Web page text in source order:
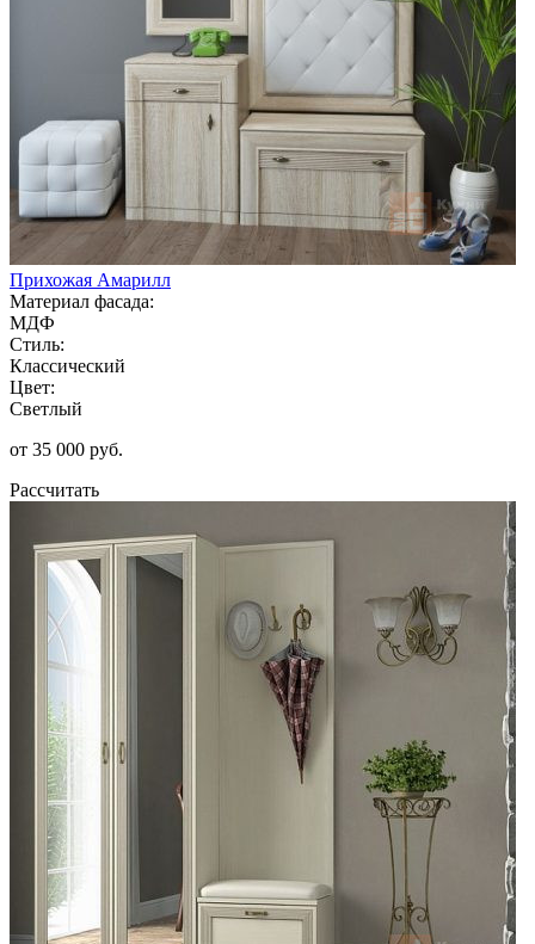
Прихожая Амарилл
Материал фасада:
МДФ
Стиль:
Классический
Цвет:
Светлый
от 35 000 руб.
Рассчитать